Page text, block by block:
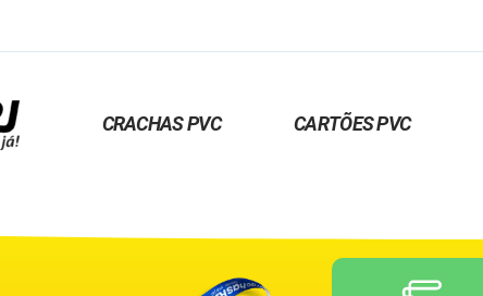
CRACHAS PVC CARTÕES PVC